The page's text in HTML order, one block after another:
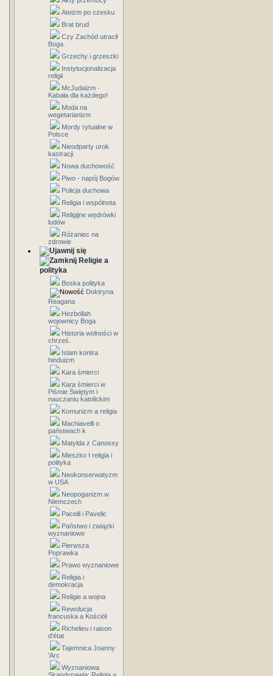
Ateizm po czesku
Brat brud
Czy Zachód utracił
Boga
Grzechy i grzeszki
Instytucjonalizacja
religii
McJudaizm -
Kabała dla każdego!
Moda na
wegetarianizm
Mordy rytualne w
Polsce
Nieodparty urok
kastracji
Nowa duchowość
Piwo - napój Bogów
Policja duchowa
Religia i wspólnota
Religijne wędrówki
ludów
Różaniec na
zdrowie
Religie a
polityka
Boska polityka
Doktryna
Reagana
Hezbollah
wojownicy Boga
Historia wolności w
chrześ.
Islam kontra
hinduizm
Kara śmierci
Kara śmierci w
Piśmie Świętym i
nauczaniu katolickim
Komunizm a religia
Machiavelli o
państwach k
Matylda z Canossy
Mieszko I religia i
polityka
Neokonserwatyzm
w USA
Neopoganizm w
Niemczech
Pacelli i Pavelic
Państwo i związki
wyznaniowe
Pierwsza
Poprawka
Prawo wyznaniowe
Religia i
demokracja
Religie a wojna
Rewolucja
francuska a Kościół
Richelieu i raison
d'état
Tajemnica Joanny
'Arc
Wyznaniowa